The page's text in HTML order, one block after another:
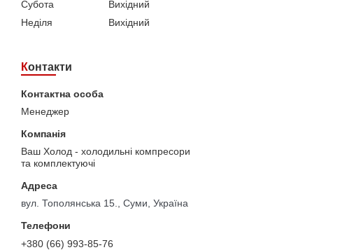
Субота
Вихідний
Неділя
Вихідний
Контакти
Менеджер
Ваш Холод - холодильні компресори
та комплектуючі
вул. Тополянська 15., Суми, Україна
+380 (66) 993-85-76